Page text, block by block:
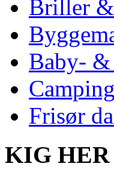
Briller
Baby-
Frisør
KIG HER